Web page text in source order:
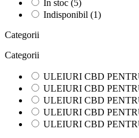
In stoc (5)
Indisponibil (1)
Categorii
Categorii
ULEIURI CBD
ULEIURI CBD
ULEIURI CBD
ULEIURI CBD
ULEIURI CBD